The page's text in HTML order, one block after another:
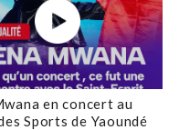
en concert au
Sports de Yaoundé